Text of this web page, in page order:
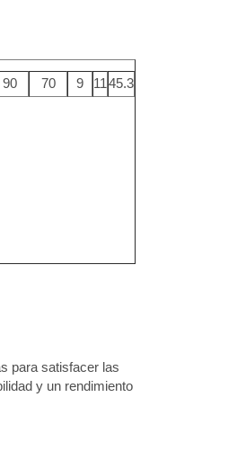
90 70 9 11 45.3
para satisfacer las
y un rendimiento